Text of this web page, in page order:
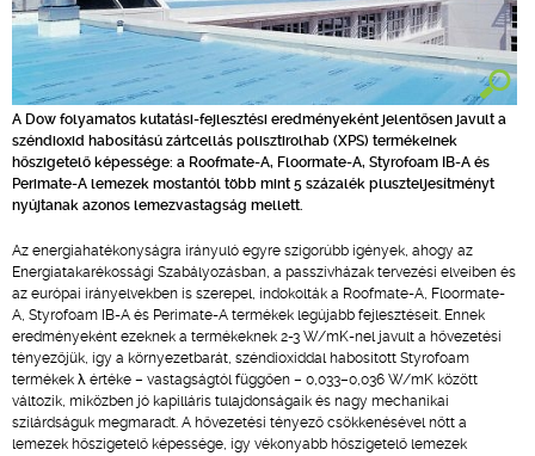
A Dow folyamatos kutatási-fejlesztési eredményeként jelentősen javult a
széndioxid habosítású zártcellás polisztirolhab (XPS) termékeinek
hőszigetelő képessége: a Roofmate-A, Floormate-A, Styrofoam IB-A és
Perimate-A lemezek mostantól több mint 5 százalék pluszteljesítményt
nyújtanak azonos lemezvastagság mellett.
Az energiahatékonyságra irányuló egyre szigorúbb igények, ahogy az
Energiatakarékossági Szabályozásban, a passzívházak tervezési elveiben és
az európai irányelvekben is szerepel, indokolták a Roofmate-A, Floormate-
A, Styrofoam IB-A és Perimate-A termékek legújabb fejlesztéseit. Ennek
eredményeként ezeknek a termékeknek 2-3 W/mK-nel javult a hővezetési
tényezőjük, így a környezetbarát, széndioxiddal habosított Styrofoam
termékek λ értéke – vastagságtól függően – 0,033–0,036 W/mK között
változik, miközben jó kapilláris tulajdonságaik és nagy mechanikai
szilárdságuk megmaradt. A hővezetési tényező csökkenésével nőtt a
lemezek hőszigetelő képessége, így vékonyabb hőszigetelő lemezek